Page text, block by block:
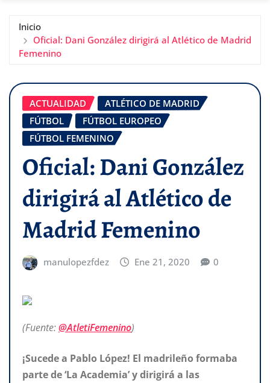
Inicio
Oficial: Dani González dirigirá al Atlético de Madrid
Femenino
ACTUALIDAD
ATLÉTICO DE MADRID
FÚTBOL
FÚTBOL EUROPEO
FÚTBOL FEMENINO
Oficial: Dani González
dirigirá al Atlético de
Madrid Femenino
manulopezfdez Ene 21, 2020 0
(Fuente:@AtletiFemenino)
¡Sucede a Pablo López! El madrileño formaba
parte de ‘La Academia’ y dirigirá a las